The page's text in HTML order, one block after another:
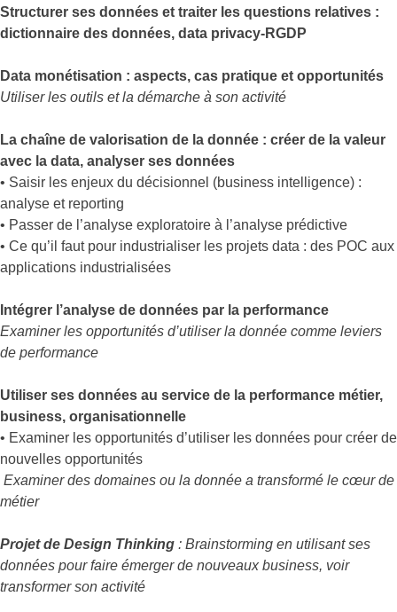
Structurer ses données et traiter les questions relatives :
dictionnaire des données, data privacy-RGDP
Data monétisation : aspects, cas pratique et opportunités
Utiliser les outils et la démarche à son activité
La chaîne de valorisation de la donnée : créer de la valeur
avec la data, analyser ses données
• Saisir les enjeux du décisionnel (business intelligence) :
analyse et reporting
• Passer de l’analyse exploratoire à l’analyse prédictive
• Ce qu’il faut pour industrialiser les projets data : des POC aux
applications industrialisées
Intégrer l’analyse de données par la performance
Examiner les opportunités d’utiliser la donnée comme leviers
de performance
Utiliser ses données au service de la performance métier,
business, organisationnelle
• Examiner les opportunités d’utiliser les données pour créer de
nouvelles opportunités
Examiner des domaines ou la donnée a transformé le cœur de
métier
Projet de Design Thinking : Brainstorming en utilisant ses
données pour faire émerger de nouveaux business, voir
transformer son activité